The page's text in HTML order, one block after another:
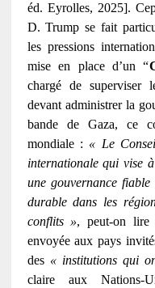
éd. Eyrolles, 2025].
D. Trump se fait
les pressions
mise en place d’un “
chargé de superviser
devant administrer la
bande de Gaza, ce
mondiale : « Le
internationale qui vise
une gouvernance
durable dans les
conflits », peut-on lire
envoyée aux pays
des « institutions qui
claire aux Nations-